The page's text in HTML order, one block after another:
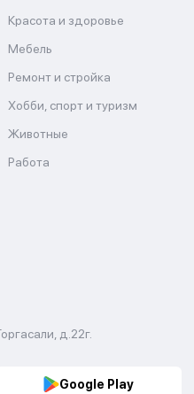
Красота и здоровье
Мебель
Ремонт и стройка
Хобби, спорт и туризм
Животные
Работа
д.22г.
Google Play